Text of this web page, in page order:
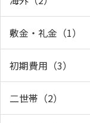
敷金・礼金（1）
初期費用（3）
二世帯（2）